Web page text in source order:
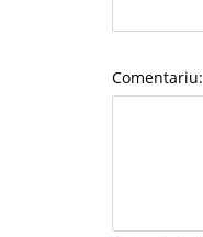
Comentariu: